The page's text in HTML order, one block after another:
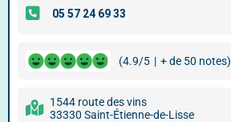
(4.9/5 | + de 50 notes)
1544 route des vins
33330 Saint-Étienne-de-Lisse